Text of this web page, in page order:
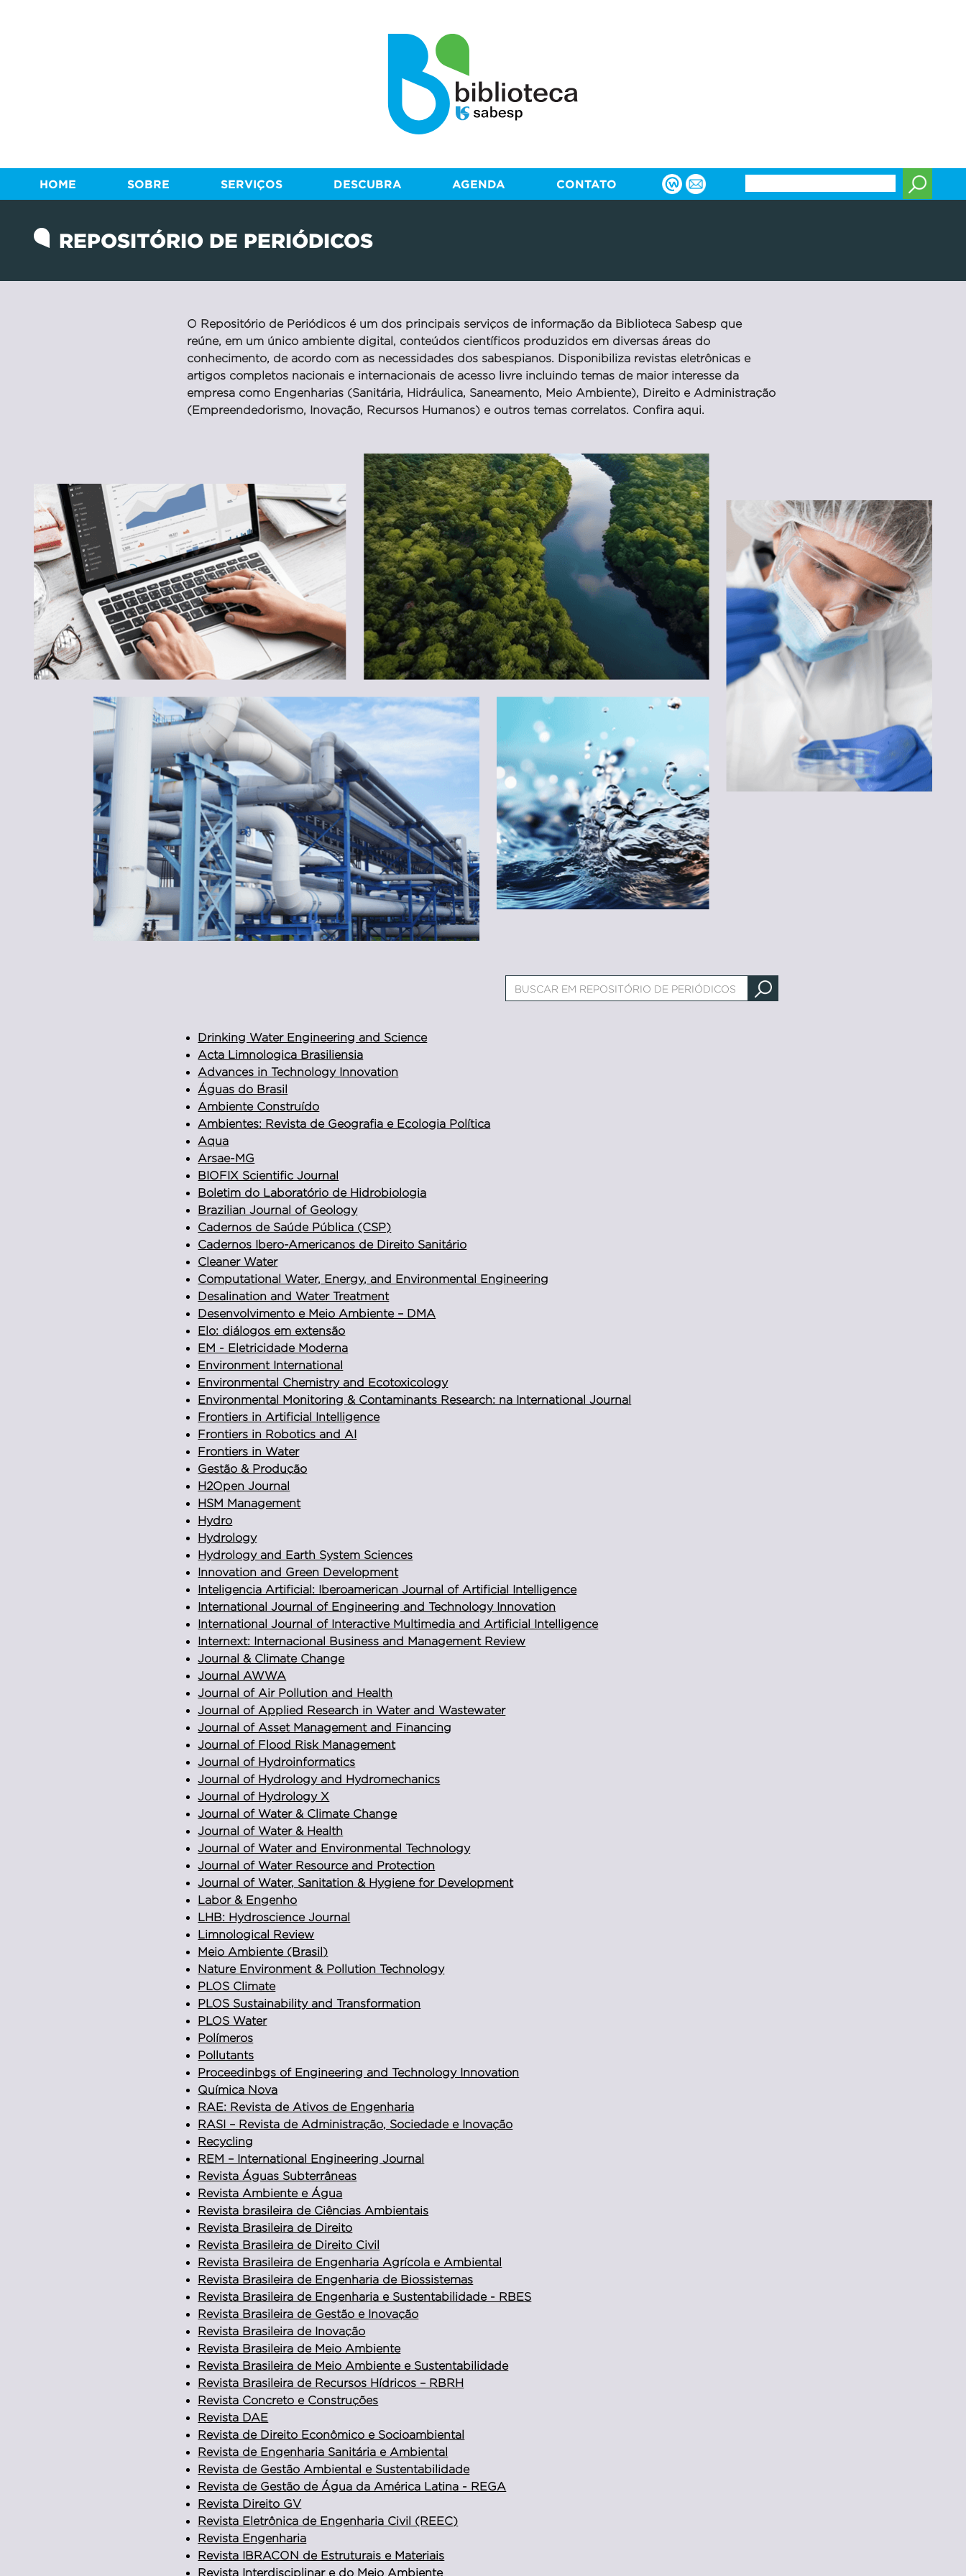
HOME SOBRE SERVIÇOS DESCUBRA AGENDA CONTATO
REPOSITÓRIO DE PERIÓDICOS
O Repositório de Periódicos é um dos principais serviços de informação da Biblioteca Sabesp que
reúne, em um único ambiente digital, conteúdos científicos produzidos em diversas áreas do
conhecimento, de acordo com as necessidades dos sabespianos. Disponibiliza revistas eletrônicas e
artigos completos nacionais e internacionais de acesso livre incluindo temas de maior interesse da
empresa como Engenharias (Sanitária, Hidráulica, Saneamento, Meio Ambiente), Direito e Administração
(Empreendedorismo, Inovação, Recursos Humanos) e outros temas correlatos. Confira aqui.
Drinking Water Engineering and Science
Acta Limnologica Brasiliensia
Advances in Technology Innovation
Águas do Brasil
Ambiente Construído
Ambientes: Revista de Geografia e Ecologia Política
Aqua
Arsae-MG
BIOFIX Scientific Journal
Boletim do Laboratório de Hidrobiologia
Brazilian Journal of Geology
Cadernos de Saúde Pública (CSP)
Cadernos Ibero-Americanos de Direito Sanitário
Cleaner Water
Computational Water, Energy, and Environmental Engineering
Desalination and Water Treatment
Desenvolvimento e Meio Ambiente – DMA
Elo: diálogos em extensão
EM - Eletricidade Moderna
Environment International
Environmental Chemistry and Ecotoxicology
Environmental Monitoring & Contaminants Research: na International Journal
Frontiers in Artificial Intelligence
Frontiers in Robotics and AI
Frontiers in Water
Gestão & Produção
H2Open Journal
HSM Management
Hydro
Hydrology
Hydrology and Earth System Sciences
Innovation and Green Development
Inteligencia Artificial: Iberoamerican Journal of Artificial Intelligence
International Journal of Engineering and Technology Innovation
International Journal of Interactive Multimedia and Artificial Intelligence
Internext: Internacional Business and Management Review
Journal & Climate Change
Journal AWWA
Journal of Air Pollution and Health
Journal of Applied Research in Water and Wastewater
Journal of Asset Management and Financing
Journal of Flood Risk Management
Journal of Hydroinformatics
Journal of Hydrology and Hydromechanics
Journal of Hydrology X
Journal of Water & Climate Change
Journal of Water & Health
Journal of Water and Environmental Technology
Journal of Water Resource and Protection
Journal of Water, Sanitation & Hygiene for Development
Labor & Engenho
LHB: Hydroscience Journal
Limnological Review
Meio Ambiente (Brasil)
Nature Environment & Pollution Technology
PLOS Climate
PLOS Sustainability and Transformation
PLOS Water
Polímeros
Pollutants
Proceedinbgs of Engineering and Technology Innovation
Química Nova
RAE: Revista de Ativos de Engenharia
RASI – Revista de Administração, Sociedade e Inovação
Recycling
REM – International Engineering Journal
Revista Águas Subterrâneas
Revista Ambiente e Água
Revista brasileira de Ciências Ambientais
Revista Brasileira de Direito
Revista Brasileira de Direito Civil
Revista Brasileira de Engenharia Agrícola e Ambiental
Revista Brasileira de Engenharia de Biossistemas
Revista Brasileira de Engenharia e Sustentabilidade - RBES
Revista Brasileira de Gestão e Inovação
Revista Brasileira de Inovação
Revista Brasileira de Meio Ambiente
Revista Brasileira de Meio Ambiente e Sustentabilidade
Revista Brasileira de Recursos Hídricos – RBRH
Revista Concreto e Construções
Revista DAE
Revista de Direito Econômico e Socioambiental
Revista de Engenharia Sanitária e Ambiental
Revista de Gestão Ambiental e Sustentabilidade
Revista de Gestão de Água da América Latina - REGA
Revista Direito GV
Revista Eletrônica de Engenharia Civil (REEC)
Revista Engenharia
Revista IBRACON de Estruturais e Materiais
Revista Interdisciplinar e do Meio Ambiente